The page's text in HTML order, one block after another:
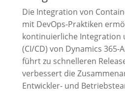
Die Integration von
mit DevOps-Praktiken
kontinuierliche Integration
(CI/CD) von Dynamics 365-
führt zu schnelleren
verbessert die
Entwickler- und